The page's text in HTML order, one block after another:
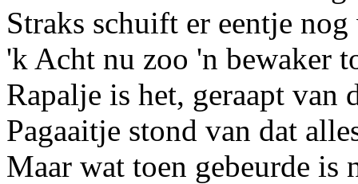
Straks schuift er eentje
'k Acht nu zoo 'n bewaker
Rapalje is het, geraapt van
Pagaaitje stond van dat
Maar wat toen gebeurde is